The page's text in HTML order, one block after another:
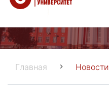
Главная Новости